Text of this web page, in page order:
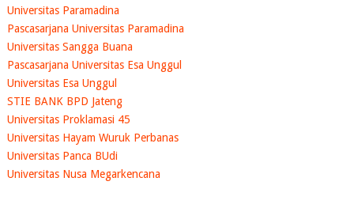
Universitas Paramadina
Pascasarjana Universitas Paramadina
Universitas Sangga Buana
Pascasarjana Universitas Esa Unggul
Universitas Esa Unggul
STIE BANK BPD Jateng
Universitas Proklamasi 45
Universitas Hayam Wuruk Perbanas
Universitas Panca BUdi
Universitas Nusa Megarkencana